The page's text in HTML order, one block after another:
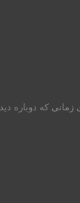
زمانی که دوباره